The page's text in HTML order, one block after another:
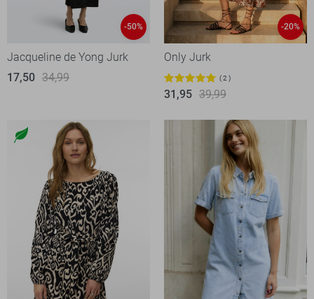
-50%
Jacqueline de Yong Jurk
17,50 34,99
-20%
Only Jurk
2
31,95 39,99